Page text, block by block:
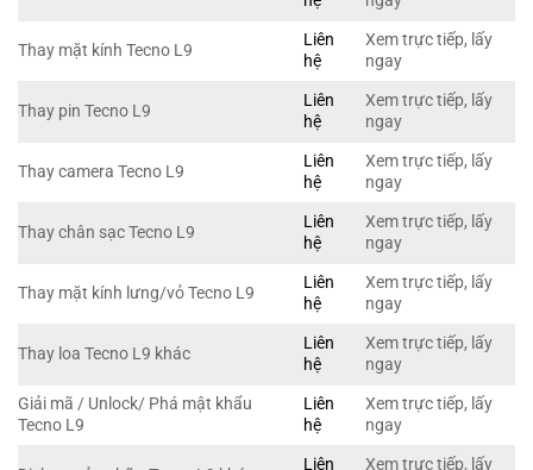
Thay mặt kính Tecno L9
Liên
hệ
Xem trực tiếp, lấy
ngay
Thay pin Tecno L9
Liên
hệ
Xem trực tiếp, lấy
ngay
Thay camera Tecno L9
Liên
hệ
Xem trực tiếp, lấy
ngay
Thay chân sạc Tecno L9
Liên
hệ
Xem trực tiếp, lấy
ngay
Thay mặt kính lưng/vỏ Tecno L9
Liên
hệ
Xem trực tiếp, lấy
ngay
Thay loa Tecno L9 khác
Liên
hệ
Xem trực tiếp, lấy
ngay
Giải mã / Unlock/ Phá mật khẩu
Tecno L9
Liên
hệ
Xem trực tiếp, lấy
ngay
Liên
Xem trực tiếp, lấy